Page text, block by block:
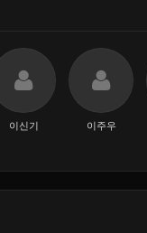
이신기 이주우